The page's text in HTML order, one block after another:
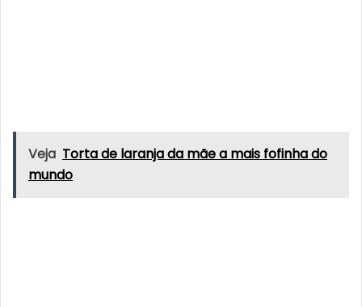
Veja Torta de laranja da mãe a mais fofinha do
mundo